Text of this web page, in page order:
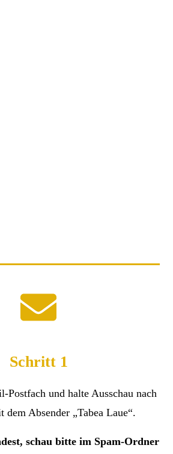
Schritt 1
Postfach und halte Ausschau nach
dem Absender „Tabea Laue“.
schau bitte im Spam-Ordner